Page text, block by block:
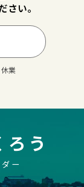
さい。
業
う
ー